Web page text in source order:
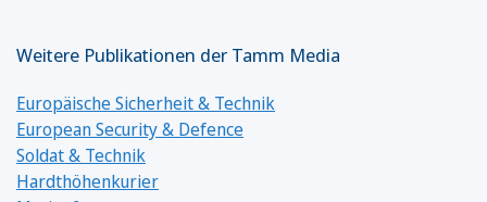
Weitere Publikationen der Tamm Media
Europäische Sicherheit & Technik
European Security & Defence
Soldat & Technik
Hardthöhenkurier